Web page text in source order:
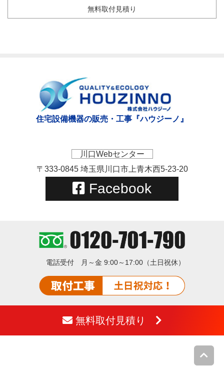
無料取付見積り
住宅設備機器の販売・工事『ハウジーノ』
川口Webセンター
〒333-0845 埼玉県川口市上青木西5-23-20
Facebook
電話受付 月～金 9:00～17:00（土日祝休）
無料取付見積り